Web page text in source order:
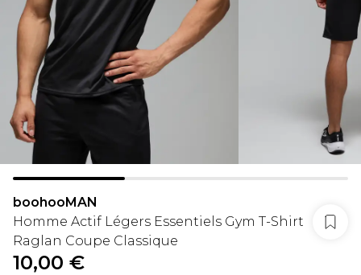
boohooMAN
Homme Actif Légers Essentiels Gym T-Shirt
Raglan Coupe Classique
10,00 €